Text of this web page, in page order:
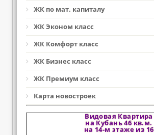
ЖК по мат. капиталу
ЖК Эконом класс
ЖК Комфорт класс
ЖК Бизнес класс
ЖК Премиум класс
Карта новостроек
Видовая Квартира
на Кубань 46 кв.м.
на 14-м этаже из 16